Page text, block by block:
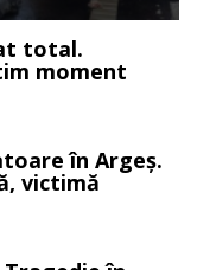
total.
moment
în Argeș.
victimă